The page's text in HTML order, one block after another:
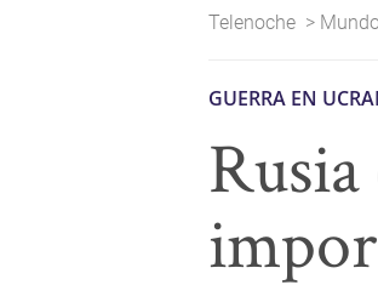
Telenoche >
GUERRA EN